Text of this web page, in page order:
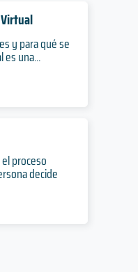
y para qué se
es una...
proceso
decide